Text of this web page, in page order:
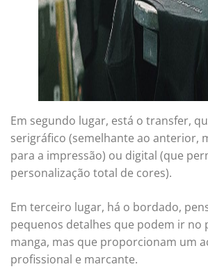
Em segundo lugar, está o transfer,
serigráfico (semelhante ao anterior,
para a impressão) ou digital (que
personalização total de cores).
Em terceiro lugar, há o bordado,
pequenos detalhes que podem ir no
manga, mas que proporcionam um
profissional e marcante.